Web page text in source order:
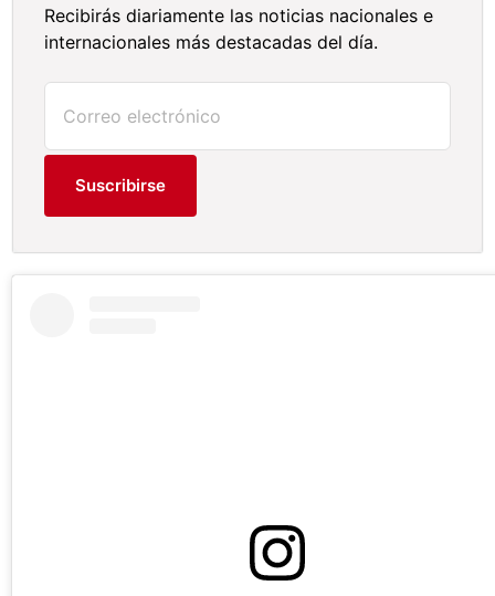
Recibirás diariamente las noticias nacionales e
internacionales más destacadas del día.
Suscribirse